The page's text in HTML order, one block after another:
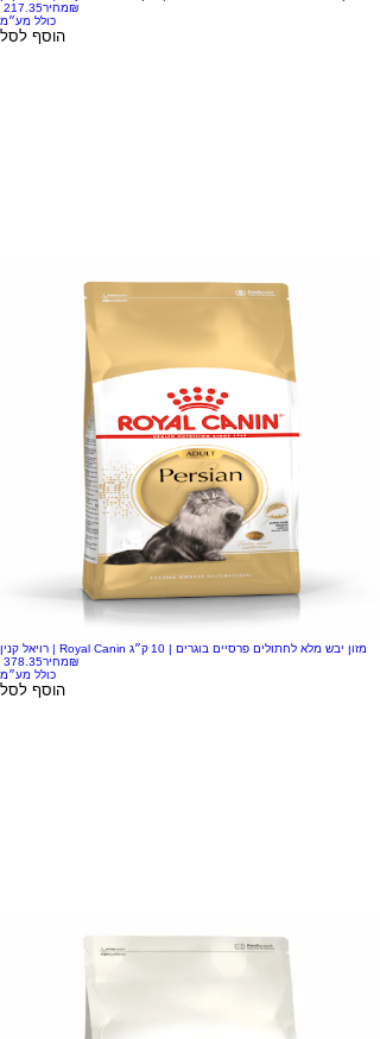
מחיר‏217.35 ‏₪
כולל מע״מ
הוסף לסל
רויאל קנין | Royal Canin מזון יבש מלא לחתולים פרסיים בוגרים | 10 ק״ג
מחיר‏378.35 ‏₪
כולל מע״מ
הוסף לסל